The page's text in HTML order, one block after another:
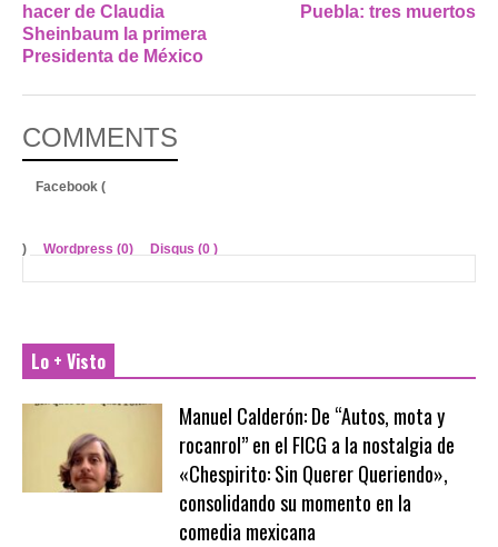
hacer de Claudia
Sheinbaum la primera
Presidenta de México
Puebla: tres muertos
COMMENTS
Facebook (
) Wordpress (0) Disqus (0 )
Lo + Visto
Manuel Calderón: De “Autos, mota y
rocanrol” en el FICG a la nostalgia de
«Chespirito: Sin Querer Queriendo»,
consolidando su momento en la
comedia mexicana